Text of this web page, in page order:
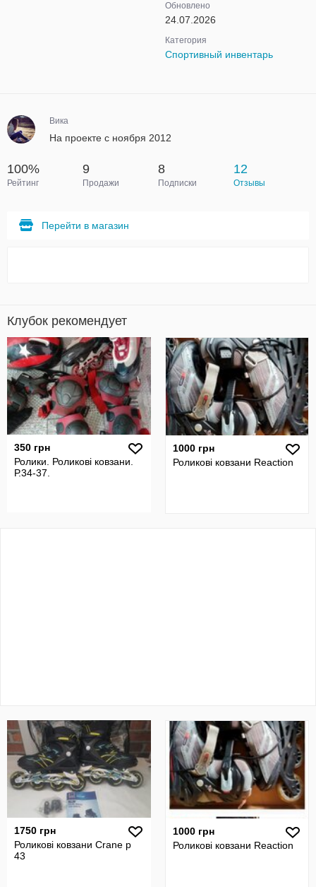
Обновлено
24.07.2026
Категория
Спортивный инвентарь
Вика
На проекте с ноября 2012
100%
Рейтинг
9
Продажи
8
Подписки
12
Отзывы
Перейти в магазин
Клубок рекомендует
350 грн
Ролики. Роликові ковзани.
Р.34-37.
1000 грн
Роликові ковзани Reaction
1750 грн
Роликові ковзани Crane p
43
1000 грн
Роликові ковзани Reaction